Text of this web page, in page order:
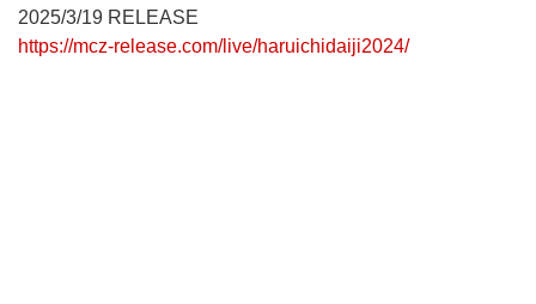
2025/3/19 RELEASE
https://mcz-release.com/live/haruichidaiji2024/